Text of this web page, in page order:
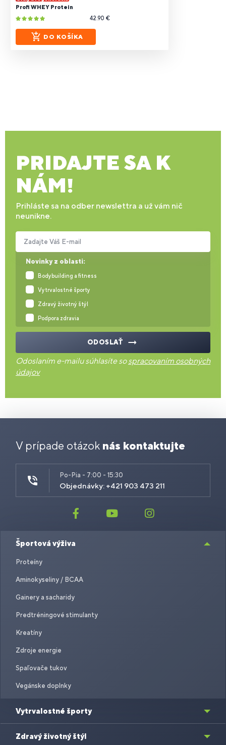
Profi WHEY Protein
42.90 €
DO KOŠÍKA
PRIDAJTE SA K
NÁM!
Prihláste sa na odber newslettra a už vám nič
neunikne.
Novinky z oblasti:
Bodybuilding a fitness
Vytrvalostné športy
Zdravý životný štýl
Podpora zdravia
Zadajte Váš E-mail
ODOSLAŤ
Odoslaním e-mailu súhlasíte sospracovaním osobných
údajov
V prípade otázok nás kontaktujte
Po-Pia - 7:00 - 15:30
Objednávky: +421 903 473 211
Športová výživa
Proteíny
Aminokyseliny / BCAA
Gainery a sacharidy
Predtréningové stimulanty
Kreatíny
Zdroje energie
Spaľovače tukov
Vegánske doplnky
Vytrvalostné športy
Zdravý životný štýl